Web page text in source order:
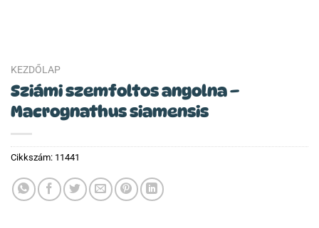
KEZDŐLAP
Sziámi szemfoltos angolna –
Macrognathus siamensis
Cikkszám: 11441